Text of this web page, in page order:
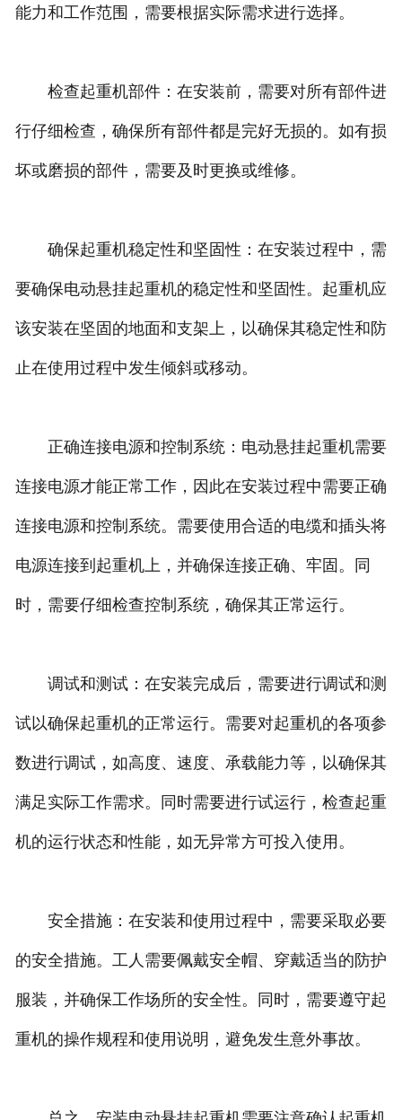
能力和工作范围，需要根据实际需求进行选择。
检查起重机部件：在安装前，需要对所有部件进
行仔细检查，确保所有部件都是完好无损的。如有损
坏或磨损的部件，需要及时更换或维修。
确保起重机稳定性和坚固性：在安装过程中，需
要确保电动悬挂起重机的稳定性和坚固性。起重机应
该安装在坚固的地面和支架上，以确保其稳定性和防
止在使用过程中发生倾斜或移动。
正确连接电源和控制系统：电动悬挂起重机需要
连接电源才能正常工作，因此在安装过程中需要正确
连接电源和控制系统。需要使用合适的电缆和插头将
电源连接到起重机上，并确保连接正确、牢固。同
时，需要仔细检查控制系统，确保其正常运行。
调试和测试：在安装完成后，需要进行调试和测
试以确保起重机的正常运行。需要对起重机的各项参
数进行调试，如高度、速度、承载能力等，以确保其
满足实际工作需求。同时需要进行试运行，检查起重
机的运行状态和性能，如无异常方可投入使用。
安全措施：在安装和使用过程中，需要采取必要
的安全措施。工人需要佩戴安全帽、穿戴适当的防护
服装，并确保工作场所的安全性。同时，需要遵守起
重机的操作规程和使用说明，避免发生意外事故。